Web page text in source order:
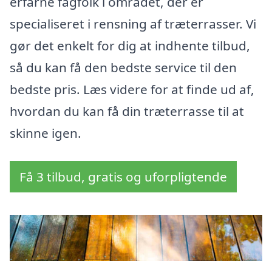
specialiseret i rensning af træterrasser. Vi
gør det enkelt for dig at indhente tilbud,
så du kan få den bedste service til den
bedste pris. Læs videre for at finde ud af,
hvordan du kan få din træterrasse til at
skinne igen.
Få 3 tilbud, gratis og uforpligtende